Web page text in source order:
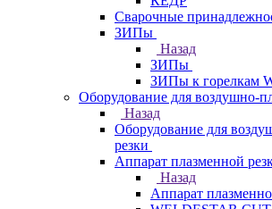
Сварочные
ЗИПы
Назад
ЗИПы
ЗИПы к горелкам
Оборудование для воздушно-
Назад
Оборудование для
резки
Аппарат плазменной
Назад
Аппарат